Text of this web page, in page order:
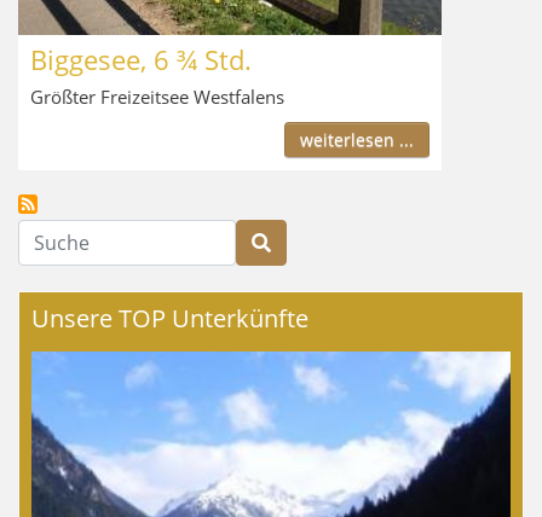
Biggesee, 6 ¾ Std.
Größter Freizeitsee Westfalens
weiterlesen ...
Suche
Unsere TOP Unterkünfte